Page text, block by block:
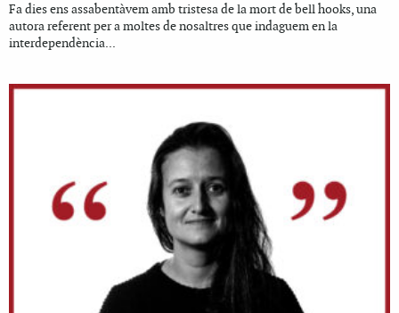
Fa dies ens assabentàvem amb tristesa de la mort de bell hooks, una
autora referent per a moltes de nosaltres que indaguem en la
interdependència...